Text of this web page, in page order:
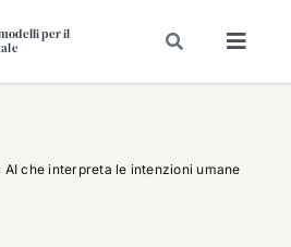
per il
AI che interpreta le intenzioni umane